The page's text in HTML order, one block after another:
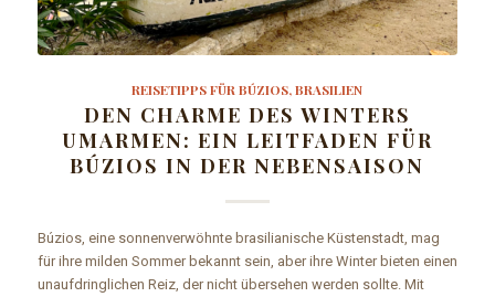
REISETIPPS FÜR BÚZIOS, BRASILIEN
DEN CHARME DES WINTERS
UMARMEN: EIN LEITFADEN FÜR
BÚZIOS IN DER NEBENSAISON
Búzios, eine sonnenverwöhnte brasilianische Küstenstadt, mag
für ihre milden Sommer bekannt sein, aber ihre Winter bieten einen
unaufdringlichen Reiz, der nicht übersehen werden sollte. Mit